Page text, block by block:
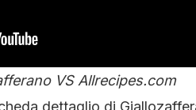
VS Allrecipes.com
dettaglio di